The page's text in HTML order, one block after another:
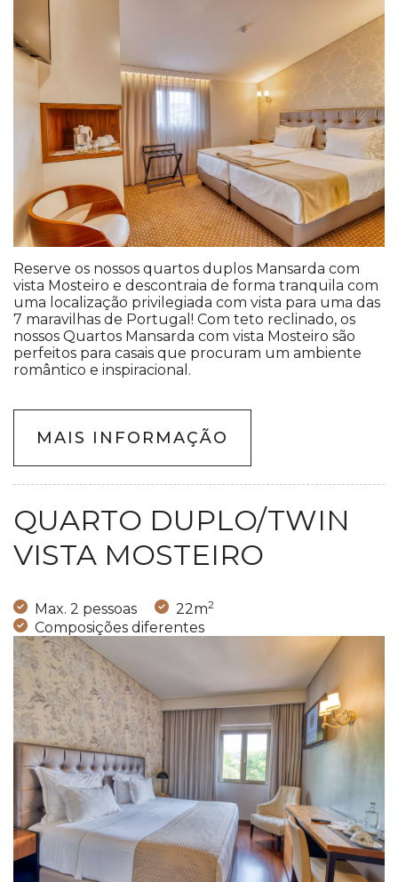
Reserve os nossos quartos duplos Mansarda com
vista Mosteiro e descontraia de forma tranquila com
uma localização privilegiada com vista para uma das
7 maravilhas de Portugal! Com teto reclinado, os
nossos Quartos Mansarda com vista Mosteiro são
perfeitos para casais que procuram um ambiente
romântico e inspiracional.
MAIS INFORMAÇÃO
QUARTO DUPLO/TWIN
VISTA MOSTEIRO
Max. 2 pessoas 22m2
Composições diferentes